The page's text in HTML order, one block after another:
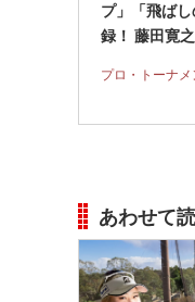
プ」「飛ば
録！ 藤田寛
プロ・トーナ
あわせて